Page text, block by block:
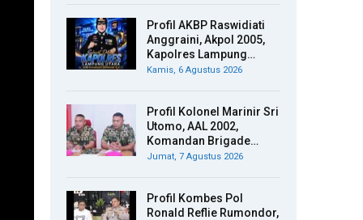
Profil AKBP Raswidiati
Anggraini, Akpol 2005,
Kapolres Lampung…
Kamis, 6 Agustus 2026
Profil Kolonel Marinir Sri
Utomo, AAL 2002,
Komandan Brigade…
Jumat, 7 Agustus 2026
Profil Kombes Pol
Ronald Reflie Rumondor,